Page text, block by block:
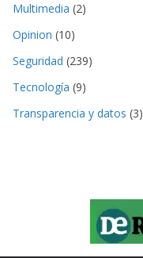
Multimedia (2)
Opinion (10)
Seguridad (239)
Tecnología (9)
Transparencia y datos (3)